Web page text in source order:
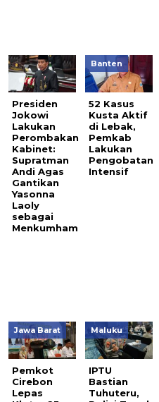
Presiden
Jokowi
Lakukan
Perombakan
Kabinet:
Supratman
Andi Agas
Gantikan
Yasonna
Laoly
sebagai
Menkumham
Banten
52 Kasus
Kusta Aktif
di Lebak,
Pemkab
Lakukan
Pengobatan
Intensif
Jawa Barat
Pemkot
Cirebon
Lepas
Maluku
IPTU
Bastian
Tuhuteru,